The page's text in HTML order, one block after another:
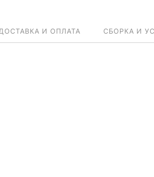
И ОПЛАТА СБОРКА И